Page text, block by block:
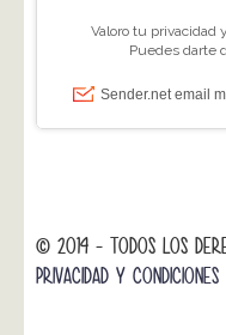
© 2014 - TODOS LOS
PRIVACIDAD Y